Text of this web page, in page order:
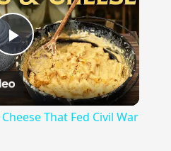
Play
Video
That Fed Civil War